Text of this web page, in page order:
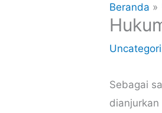
Beranda
Sebagai